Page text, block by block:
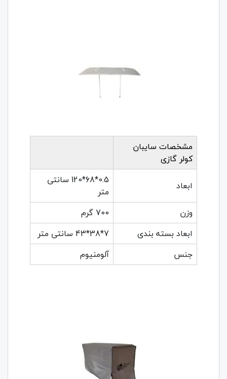
مشخصات سایبان
کولر گازی
ابعاد
0.5*68*120 سانتی
متر
وزن
700 گرم
ابعاد بسته بندی
7*38*43 سانتی متر
جنس
آلومنیوم